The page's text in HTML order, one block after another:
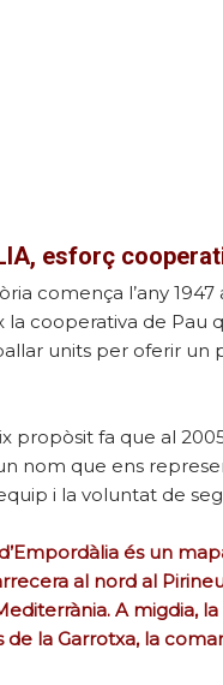
esforç
comença l’any
la cooperativa de
units per oferir un
propòsit fa que al
nom que ens
i la voluntat de
és un
al nord al
A migdia,
de la Garrotxa, la